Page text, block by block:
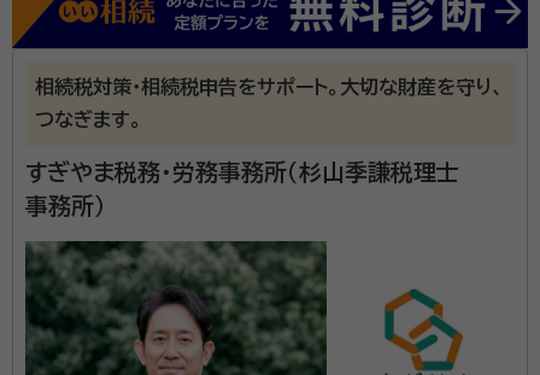
きちんと解り易く説明してくれました、事務所兼自宅ですが駐車スペース
の相続や生前贈与等の対策に苦慮されておられる方々
にお会いしてきました。 おひとりでは、中々解決が難し
ってお役に立ちたいと思います。 お気軽に、ご連絡くだ
さい。
資格等：税理士
所属団体：東京地方税理士会横浜南支部
相続税対策・相続税申告をサポート。大切な財産を守り、
つなぎます。
すぎやま税務・労務事務所（杉山季謙税理士
事務所）